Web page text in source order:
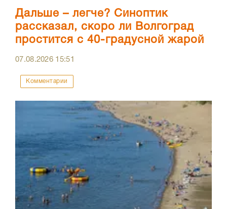
Дальше – легче? Синоптик
рассказал, скоро ли Волгоград
простится с 40-градусной жарой
07.08.2026 15:51
Комментарии